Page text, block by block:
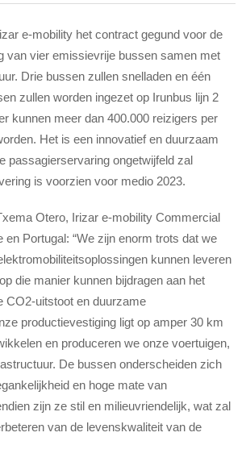
e-mobility het contract gegund voor de
van vier emissievrije bussen samen met
Drie bussen zullen snelladen en één
zullen worden ingezet op Irunbus lijn 2
kunnen meer dan 400.000 reizigers per
Het is een innovatief en duurzaam
passagierservaring ongetwijfeld zal
is voorzien voor medio 2023.
Otero, Irizar e-mobility Commercial
en Portugal: “We zijn enorm trots dat we
kunnen leveren
die manier kunnen bijdragen aan het
CO2-uitstoot en duurzame
productievestiging ligt op amper 30 km
en produceren we onze voertuigen,
De bussen onderscheiden zich
en hoge mate van
zijn ze stil en milieuvriendelijk, wat zal
van de levenskwaliteit van de